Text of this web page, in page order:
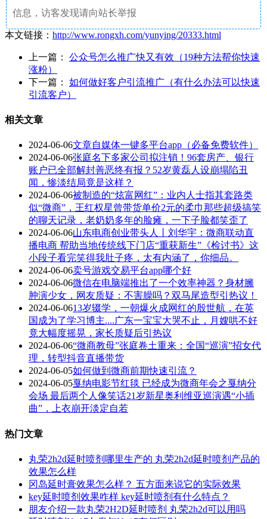
信息，访客发现请向站长举报
本文链接： http://www.rongxh.com/yunying/20333.html
上一篇： 公众号怎么推广快又有效（19种方法帮你快速
涨粉）
下一篇： 如何做好客户引流推广（有什么办法可以快速
引流客户）
相关文章
2024-06-06文章自媒体一键多平台app（必备免费软件）
2024-06-06张庭名下多家公司拟注销！96套房产、银行
账户已全部解封善恶终有报？52岁黄磊人设崩塌陷丑
闻，惨淡结局竟是这样？
2024-06-06被制造的“炫富网红”：业内人士指其套路类
似“微商”，王红权星曾带货单价2元的柔巾那些超级搞笑
的聊天记录，老奶奶多年的脸瘫，一下子脸都笑歪了
2024-06-06山东电商创业带头人丨刘华宇：微商联动直
播电商 帮助当地传统线下门店“重获新生”《检讨书》这
小段子看完笑得我肚子疼，太有内涵了，你细品。
2024-06-06卖号游戏交易平台app哪个好
2024-06-06微信在电脑端推出了一个效率神器？身材臃
肿演少女，网友质疑：不害臊吗？双马尾造型引热议！
2024-06-0613岁辍学，一朝爆火成网红的殷世航，在英
国成为了学习博主....广东一宝宝大哭不止，月嫂哄不好
竟大幅度摇晃，家长质疑后引热议
2024-06-06“微商教母”张庭卷土重来：全国“巡演”招女代
理，转型抖音直播带货
2024-06-05如何做到微商前期快速引流？
2024-06-05戛纳电影节红毯 已经成为微商年会之戛纳分
会场 最后两个人像笑话21岁新星奥利维亚巡演遇“小插
曲”，上衣崩开淡定自若
热门文章
丸荣2h2d延时喷剂哪里生产的 丸荣2h2d延时喷剂产品的
效果怎么样
冈岛延时膏效果怎么样？ 五方面来说它的实际效果
key延时喷剂效果咋样 key延时喷剂有什么特点？
朋友介绍一款丸荣2H2D延时喷剂 丸荣2h2d可以用吗